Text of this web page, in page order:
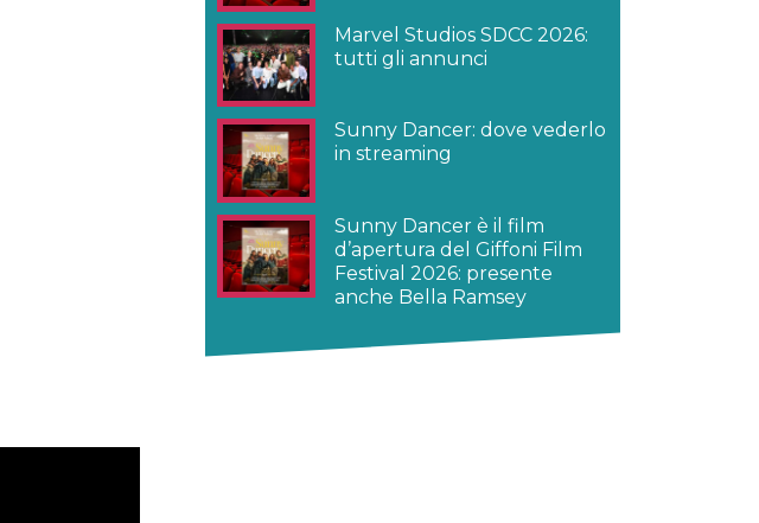
Marvel Studios SDCC 2026:
tutti gli annunci
Sunny Dancer: dove vederlo
in streaming
Sunny Dancer è il film
d’apertura del Giffoni Film
Festival 2026: presente
anche Bella Ramsey